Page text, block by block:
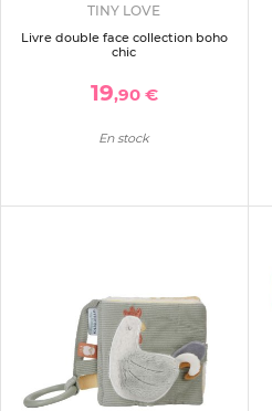
TINY LOVE
Livre double face collection boho
chic
19,90 €
En stock